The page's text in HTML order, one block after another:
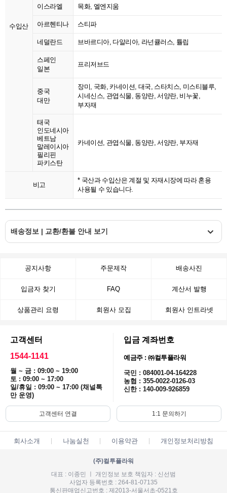
수입산
이스라엘 목화, 엘엔지움
아르헨티나 스티파
네덜란드 브바르디아, 다알리아, 라넌큘러스, 튤립
스페인
일본
프리저브드
중국
대만
장미, 국화, 카네이션, 대국, 스타치스, 미스티블루,
시네신스, 관엽식물, 동양란, 서양란, 비누꽃,
부자재
태국
인도네시아
베트남
말레이시아
필리핀
파키스탄
카네이션, 관엽식물, 동양란, 서양란, 부자재
비고
* 국산과 수입산은 계절 및 자재시장에 따라 혼용
사용될 수 있습니다.
배송정보 | 교환/환불 안내 보기
공지사항 주문제작 배송사진
입금자 찾기 FAQ 계산서 발행
상품관리 요령 회원사 모집 회원사 인트라넷
고객센터
1544-1141
월 ~ 금 : 09:00 ~ 19:00
토 : 09:00 ~ 17:00
일/휴일 : 09:00 ~ 17:00 (채널톡
만 운영)
입금 계좌번호
예금주 : ㈜컬투플라워
국민 : 084001-04-164228
농협 : 355-0022-0126-03
신한 : 140-009-926859
고객센터 연결 1:1 문의하기
회사소개 나눔실천 이용약관 개인정보처리방침
(주)컬투플라워
대표 : 이종민 ㅣ 개인정보 보호 책임자 : 신선범
사업자 등록번호 : 264-81-07135
통신판매업신고번호 : 제2013-서울서초-0521호